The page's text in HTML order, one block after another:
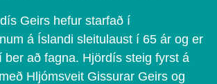
Geirs hefur starfað í
á Íslandi sleitulaust í 65 ár og er
að fagna. Hjördís steig fyrst á
Hljómsveit Gissurar Geirs og